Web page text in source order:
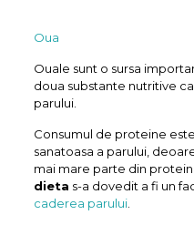
Oua
Ouale sunt o sursa
doua substante nutritive
parului.
Consumul de proteine
sanatoasa a parului,
mai mare parte din
dieta s-a dovedit a fi un
caderea parului.